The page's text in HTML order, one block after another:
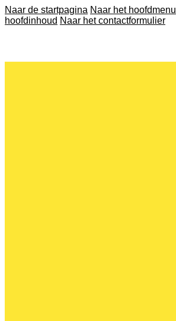
Naar de startpagina Naar het hoofdmenu
hoofdinhoud Naar het contactformulier